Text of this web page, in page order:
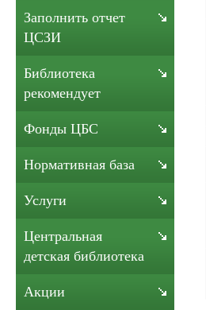
Заполнить отчет
ЦСЗИ
Библиотека
рекомендует
Фонды ЦБС
Нормативная база
Услуги
Центральная
детская библиотека
Акции